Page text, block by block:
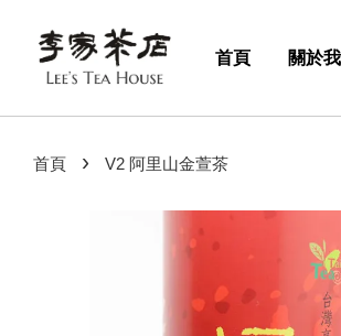
首頁 關於
首頁 › V2 阿里山金萱茶